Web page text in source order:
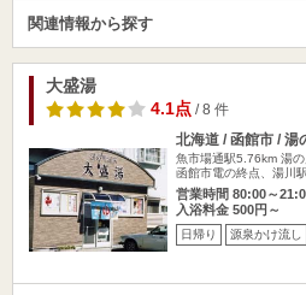
関連情報から探す
大盛湯
4.1点/ 8 件
北海道 / 函館市 / 湯
魚市場通駅5.76km 湯
函館市電の終点、湯川
営業時間 80:00～
入浴料金 500円～
日帰り 源泉かけ流し